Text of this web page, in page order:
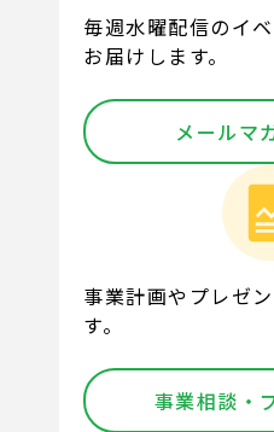
毎週水曜配信のイ
お届けします。
メールマ
事業計画やプレゼ
す。
事業相談・